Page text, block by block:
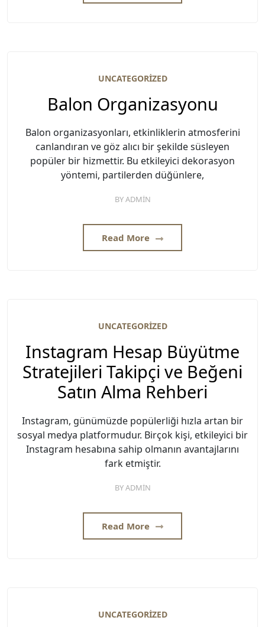
UNCATEGORIZED
Balon Organizasyonu
Balon organizasyonları, etkinliklerin atmosferini
canlandıran ve göz alıcı bir şekilde süsleyen
popüler bir hizmettir. Bu etkileyici dekorasyon
yöntemi, partilerden düğünlere,
BYADMIN
Read More
UNCATEGORIZED
Instagram Hesap Büyütme
Stratejileri Takipçi ve Beğeni
Satın Alma Rehberi
Instagram, günümüzde popülerliği hızla artan bir
sosyal medya platformudur. Birçok kişi, etkileyici bir
Instagram hesabına sahip olmanın avantajlarını
fark etmiştir.
BYADMIN
Read More
UNCATEGORIZED